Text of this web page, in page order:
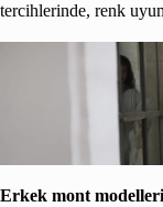
tercihlerinde, renk
Erkek mont modelleri